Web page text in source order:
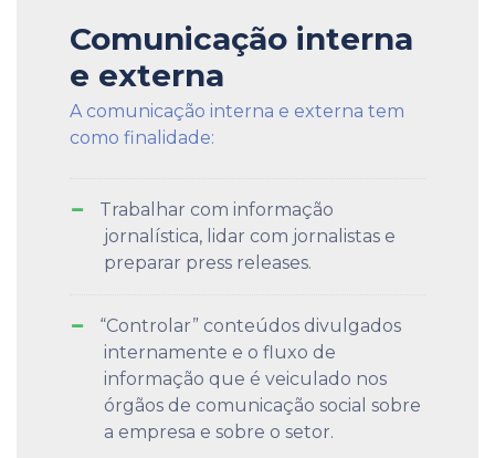
Comunicação interna
e externa
A comunicação interna e externa tem
como finalidade:
Trabalhar com informação
jornalística, lidar com jornalistas e
preparar press releases.
“Controlar” conteúdos divulgados
internamente e o fluxo de
informação que é veiculado nos
órgãos de comunicação social sobre
a empresa e sobre o setor.